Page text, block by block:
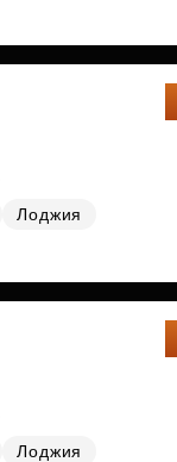
Лоджия
Лоджия